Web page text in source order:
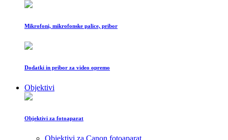
Mikrofoni, mikrofonske palice, pribor
Dodatki in pribor za video opremo
Objektivi
Objektivi za fotoaparat
Objektivi za Canon fotoaparat